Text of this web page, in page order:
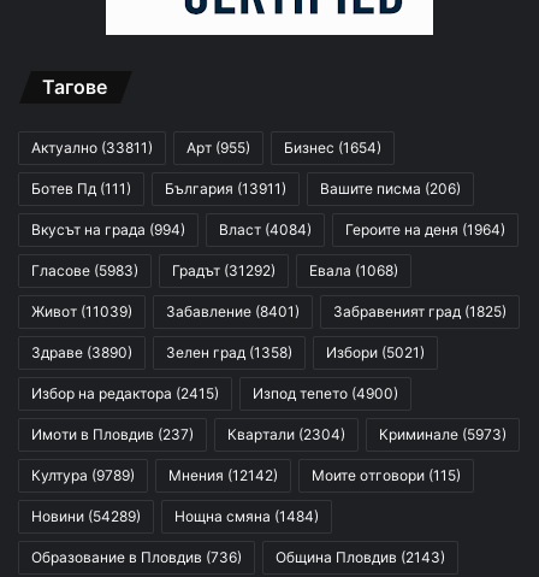
Тагове
Актуално (33811) Арт (955) Бизнес (1654)
Ботев Пд (111) България (13911) Вашите писма (206)
Вкусът на града (994) Власт (4084) Героите на деня (1964)
Гласове (5983) Градът (31292) Евала (1068)
Живот (11039) Забавление (8401) Забравеният град (1825)
Здраве (3890) Зелен град (1358) Избори (5021)
Избор на редактора (2415) Изпод тепето (4900)
Имоти в Пловдив (237) Квартали (2304) Криминале (5973)
Култура (9789) Мнения (12142) Моите отговори (115)
Новини (54289) Нощна смяна (1484)
Образование в Пловдив (736) Община Пловдив (2143)